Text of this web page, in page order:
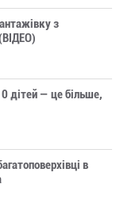
з
дітей — це більше,
в